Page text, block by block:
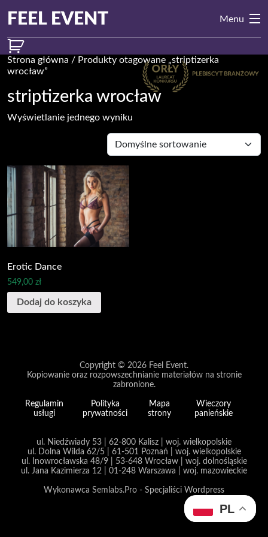
Main
Navigation
FEEL EVENT Menu
Strona główna / Produkty otagowane „striptizerka
wrocław”
striptizerka wrocław
Wyświetlanie jednego wyniku
Erotic Dance
549,00 zł
Dodaj do koszyka
Copyright © 2026 Feel Event.
Kopiowanie oraz rozpowszechnianie materiałów na stronie
zabronione.
Regulamin
usługi
Polityka
prywatności
Mapa
strony
Wieczory
panieńskie
ul. Niedźwiady 53 | 62-800 Kalisz | woj. wielkopolskie
ul. Dolna Wilda 62/5 | 61-501 Poznań | woj. wielkopolskie
ul. Inowrocławska 48/9 | 53-648 Wrocław | woj. dolnośląskie
ul. Jana Kazimierza 12 | 01-248 Warszawa | woj. mazowieckie
Wykonawca Semlabs.Pro - Specjaliści Wordpress
PL